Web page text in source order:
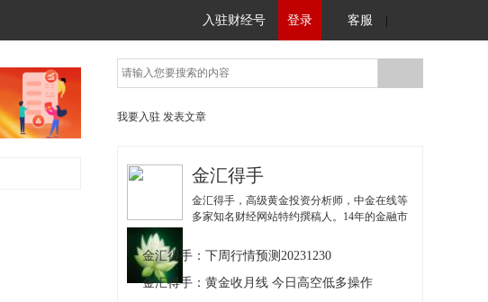
入驻财经号 登录 客服
我要入驻 发表文章
金汇得手
金汇得手，高级黄金投资分析师，中金在线等
多家知名财经网站特约撰稿人。14年的金融市
互惠双赢的原则，为金融投资者答疑解惑指点
江山。q/v：16627130
金汇得手：下周行情预测20231230
金汇得手：黄金收月线 今日高空低多操作